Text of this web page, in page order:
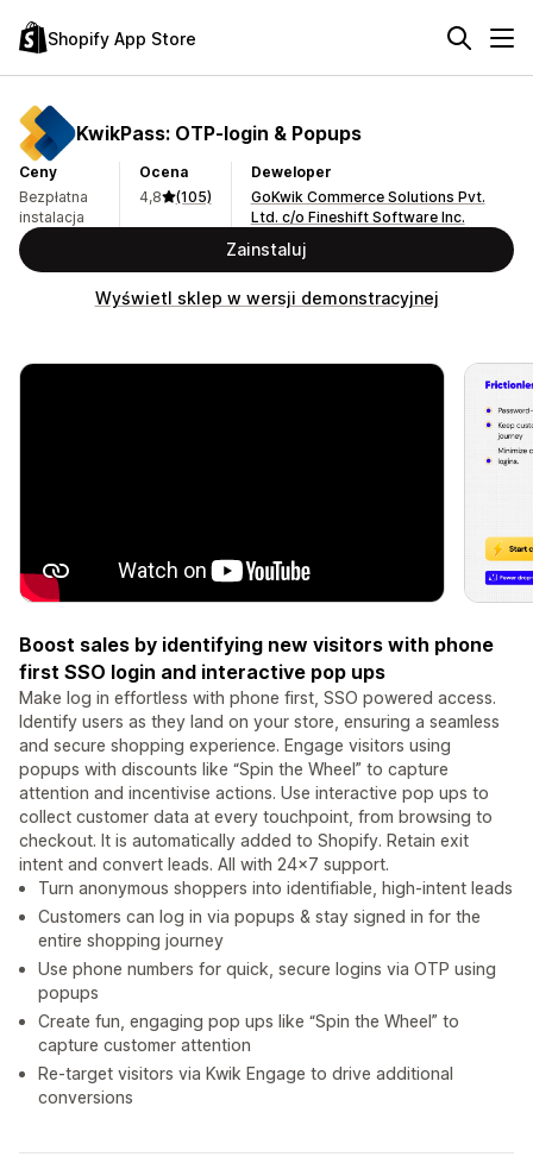
Shopify App Store
KwikPass: OTP‑login & Popups
Ceny
Bezpłatna
instalacja
Ocena
4,8
(105)
Deweloper
GoKwik Commerce Solutions Pvt.
Ltd. c/o Fineshift Software Inc.
Zainstaluj
Wyświetl sklep w wersji demonstracyjnej
Boost sales by identifying new visitors with phone
first SSO login and interactive pop ups
Make log in effortless with phone first, SSO powered access.
Identify users as they land on your store, ensuring a seamless
and secure shopping experience. Engage visitors using
popups with discounts like “Spin the Wheel” to capture
attention and incentivise actions. Use interactive pop ups to
collect customer data at every touchpoint, from browsing to
checkout. It is automatically added to Shopify. Retain exit
intent and convert leads. All with 24x7 support.
Turn anonymous shoppers into identifiable, high-intent leads
Customers can log in via popups & stay signed in for the
entire shopping journey
Use phone numbers for quick, secure logins via OTP using
popups
Create fun, engaging pop ups like “Spin the Wheel” to
capture customer attention
Re-target visitors via Kwik Engage to drive additional
conversions